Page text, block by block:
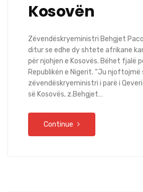
Kosovën
Zëvendëskryeministri Behgjet
ditur se edhe dy shtete afrikane
për njohjen e Kosovës. Bëhet fjalë
Republikën e Nigerit. “Ju njoftojmë
zëvendëskryeministri i parë i
së Kosovës, z.Behgjet…
Continue